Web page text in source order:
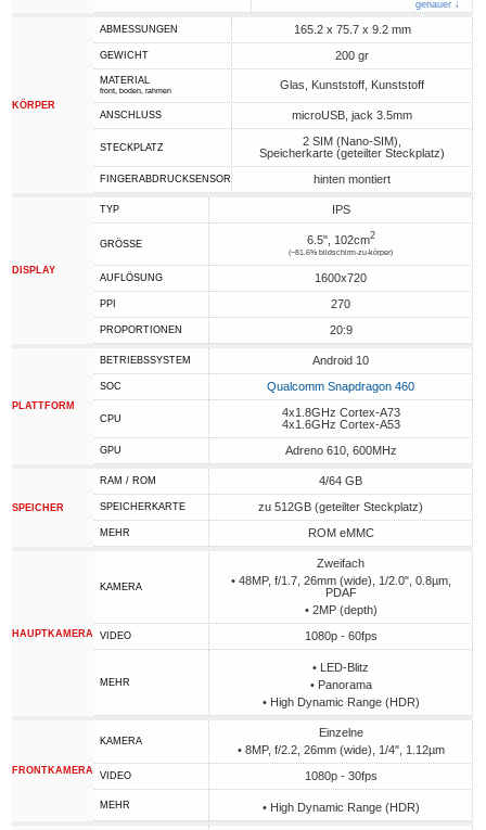
genauer ↓
KÖRPER
ABMESSUNGEN 165.2 x 75.7 x 9.2 mm
GEWICHT 200 gr
MATERIAL
front, boden, rahmen Glas, Kunststoff, Kunststoff
ANSCHLUSS microUSB, jack 3.5mm
STECKPLATZ
2 SIM (Nano-SIM),
Speicherkarte (geteilter Steckplatz)
FINGERABDRUCKSENSOR hinten montiert
DISPLAY
TYP IPS
GRÖSSE 6.5", 102cm2
(~81.6% bildschirm-zu-körper)
AUFLÖSUNG 1600x720
PPI 270
PROPORTIONEN 20:9
PLATTFORM
BETRIEBSSYSTEM Android 10
SOC Qualcomm Snapdragon 460
CPU
4x1.8GHz Cortex-A73
4x1.6GHz Cortex-A53
GPU Adreno 610, 600MHz
SPEICHER
RAM / ROM 4/64 GB
SPEICHERKARTE zu 512GB (geteilter Steckplatz)
MEHR ROM eMMC
HAUPTKAMERA
KAMERA
Zweifach
• 48MP, f/1.7, 26mm (wide), 1/2.0", 0.8µm,
PDAF
• 2MP (depth)
VIDEO 1080p - 60fps
MEHR
• LED-Blitz
• Panorama
• High Dynamic Range (HDR)
FRONTKAMERA
KAMERA
Einzelne
• 8MP, f/2.2, 26mm (wide), 1/4", 1.12µm
VIDEO 1080p - 30fps
MEHR • High Dynamic Range (HDR)